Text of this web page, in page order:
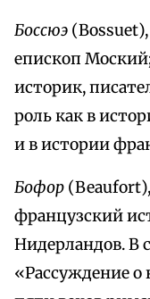
Боссюэ
епископ
историк,
роль как в
и в истории
Бофор
французский
Нидерландов. В
«Рассуждение о